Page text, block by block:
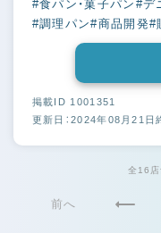
#食パン・菓子パン #デ
#調理パン#商品開発#
掲載ID 1001351
更新日：2024年08月21日
全16
前へ